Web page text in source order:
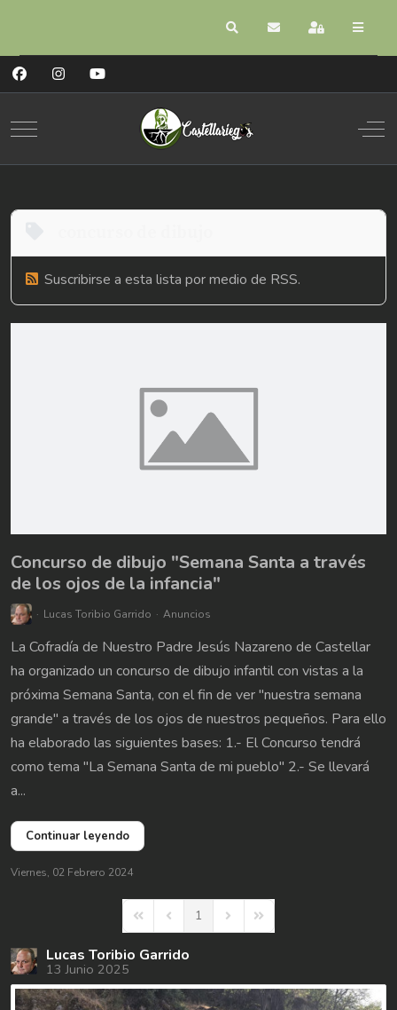
BuscarSuscribirse a las
Registrarse
Mobile Menu Toggle
Suscribirse a esta lista por medio de RSS.
Concurso de dibujo "Semana Santa a través
de los ojos de la infancia"
Lucas Toribio Garrido Anuncios
La Cofradía de Nuestro Padre Jesús Nazareno de Castellar
ha organizado un concurso de dibujo infantil con vistas a la
próxima Semana Santa, con el fin de ver "nuestra semana
grande" a través de los ojos de nuestros pequeños. Para ello
ha elaborado las siguientes bases: 1.- El Concurso tendrá
como tema "La Semana Santa de mi pueblo" 2.- Se llevará
a...
Continuar leyendo
Viernes, 02 Febrero 2024
First PagePrevious Page
1 Next PageLast Page
Lucas Toribio Garrido
13 Junio 2025